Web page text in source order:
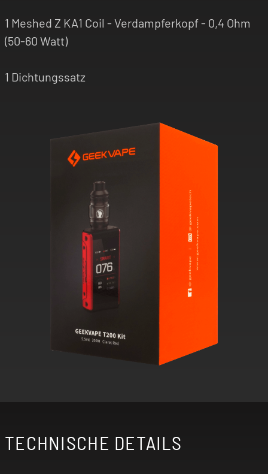
1 Meshed Z KA1 Coil - Verdampferkopf - 0,4 Ohm
(50-60 Watt)
1 Dichtungssatz
TECHNISCHE DETAILS